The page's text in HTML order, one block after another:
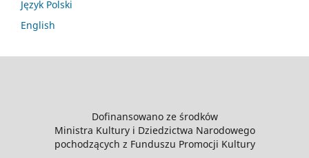
Język Polski
English
Dofinansowano ze środków
Ministra Kultury i Dziedzictwa Narodowego
pochodzących z Funduszu Promocji Kultury